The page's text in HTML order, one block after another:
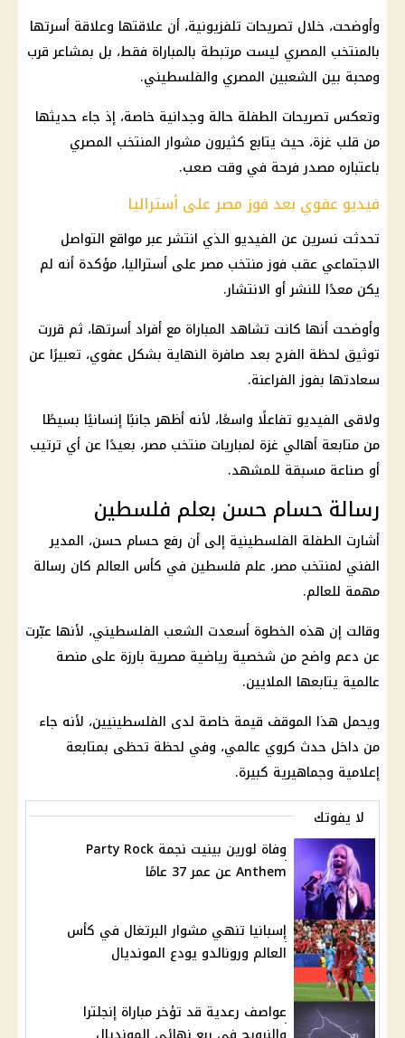
وأوضحت، خلال تصريحات تلفزيونية، أن علاقتها وعلاقة أسرتها
بالمنتخب المصري ليست مرتبطة بالمباراة فقط، بل بمشاعر قرب
ومحبة بين الشعبين المصري والفلسطيني.
وتعكس تصريحات الطفلة حالة وجدانية خاصة، إذ جاء حديثها
من قلب غزة، حيث يتابع كثيرون مشوار المنتخب المصري
باعتباره مصدر فرحة في وقت صعب.
فيديو عفوي بعد فوز مصر على أستراليا
تحدثت نسرين عن الفيديو الذي انتشر عبرمواقع التواصل
الاجتماعي عقب فوز منتخب مصر على أستراليا، مؤكدة أنه لم
يكن معدًا للنشر أو الانتشار.
وأوضحت أنها كانت تشاهد المباراة مع أفراد أسرتها، ثم قررت
توثيق لحظة الفرح بعد صافرة النهاية بشكل عفوي، تعبيرًا عن
سعادتها بفوز الفراعنة.
ولاقى الفيديو تفاعلًا واسعًا، لأنه أظهر جانبًا إنسانيًا بسيطًا
من متابعة أهالي غزة لمباريات منتخب مصر، بعيدًا عن أي ترتيب
أو صناعة مسبقة للمشهد.
رسالة حسام حسن بعلم فلسطين
أشارت الطفلة الفلسطينية إلى أن رفع حسام حسن، المدير
الفني لمنتخب مصر، علم فلسطين في كأس العالم كان رسالة
مهمة للعالم.
وقالت إن هذه الخطوة أسعدت الشعب الفلسطيني، لأنها عبّرت
عن دعم واضح من شخصية رياضية مصرية بارزة على منصة
عالمية يتابعها الملايين.
ويحمل هذا الموقف قيمة خاصة لدى الفلسطينيين، لأنه جاء
من داخل حدث كروي عالمي، وفي لحظة تحظى بمتابعة
إعلامية وجماهيرية كبيرة.
لا يفوتك
وفاة لورين بينيت نجمة Party Rock
Anthem عن عمر 37 عامًا
إسبانيا تنهي مشوار البرتغال في كأس
العالم ورونالدو يودع المونديال
عواصف رعدية قد تؤخر مباراة إنجلترا